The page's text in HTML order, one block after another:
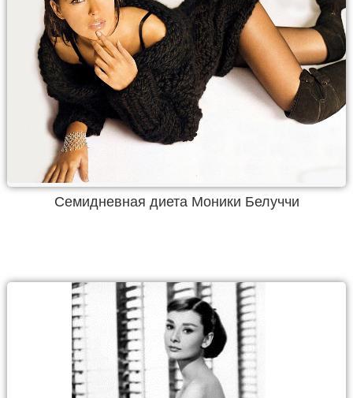
Семидневная диета Моники Белуччи